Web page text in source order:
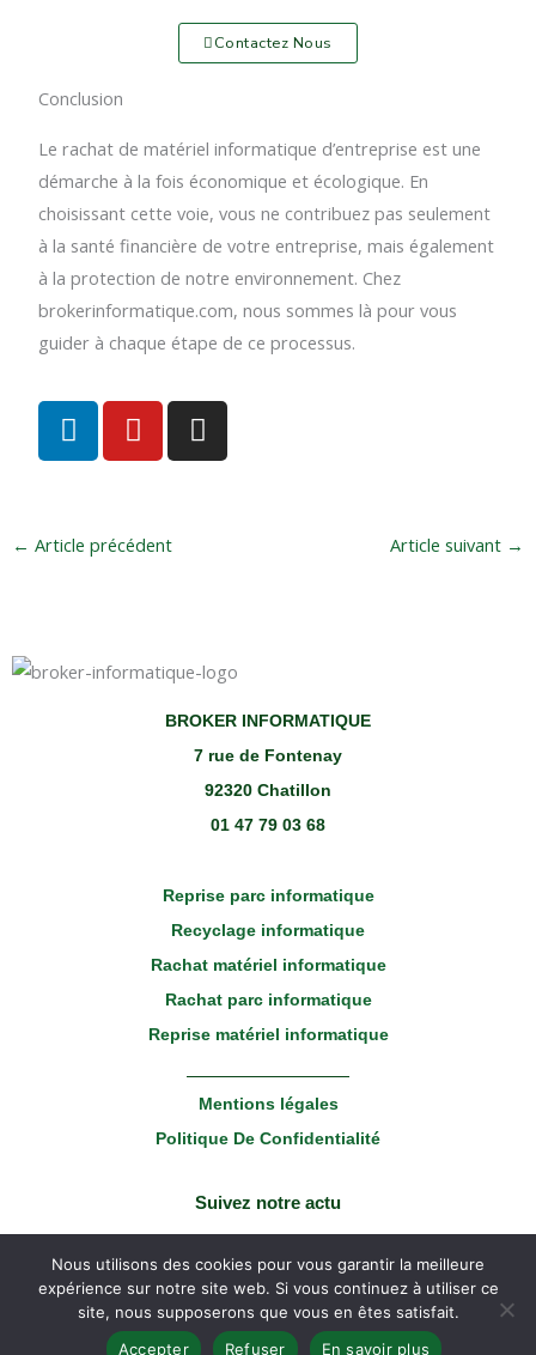
Contactez Nous
Conclusion
Le rachat de matériel informatique d’entreprise est une
démarche à la fois économique et écologique. En
choisissant cette voie, vous ne contribuez pas seulement
à la santé financière de votre entreprise, mais également
à la protection de notre environnement. Chez
brokerinformatique.com, nous sommes là pour vous
guider à chaque étape de ce processus.
L
i
n
e
d
Y
o
u
u
b
I
n
s
← Article précédent Article suivant →
BROKER INFORMATIQUE
7 rue de Fontenay
92320 Chatillon
01 47 79 03 68
Reprise parc informatique
Recyclage informatique
Rachat matériel informatique
Rachat parc informatique
Reprise matériel informatique
Mentions légales
Politique De Confidentialité
Suivez notre actu
LinkedinYoutube
Copyright © 2022 Broker Informatique | Réalisé parAgence Pro Web
Nous utilisons des cookies pour vous garantir la meilleure
expérience sur notre site web. Si vous continuez à utiliser ce
site, nous supposerons que vous en êtes satisfait.
Accepter
Refuser En savoir plus